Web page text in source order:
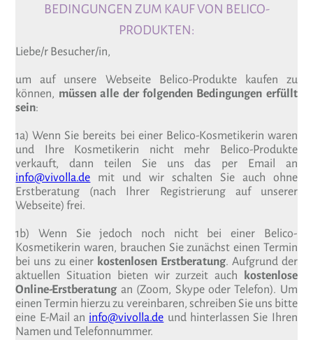
BEDINGUNGEN ZUM KAUF VON BELICO-
PRODUKTEN:
Liebe/r Besucher/in,
um auf unsere Webseite Belico-Produkte kaufen zu
können, müssen alle der folgenden Bedingungen erfüllt
sein:
1a) Wenn Sie bereits bei einer Belico-Kosmetikerin waren
und Ihre Kosmetikerin nicht mehr Belico-Produkte
verkauft, dann teilen Sie uns das per Email an
info@vivolla.de mit und wir schalten Sie auch ohne
Erstberatung (nach Ihrer Registrierung auf unserer
Webseite) frei.
1b) Wenn Sie jedoch noch nicht bei einer Belico-
Kosmetikerin waren, brauchen Sie zunächst einen Termin
bei uns zu einer kostenlosen Erstberatung. Aufgrund der
aktuellen Situation bieten wir zurzeit auch kostenlose
Online-Erstberatung an (Zoom, Skype oder Telefon). Um
einen Termin hierzu zu vereinbaren, schreiben Sie uns bitte
eine E-Mail an info@vivolla.de und hinterlassen Sie Ihren
Namen und Telefonnummer.